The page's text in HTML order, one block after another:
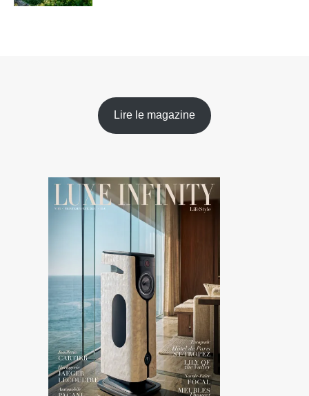
Lire le magazine